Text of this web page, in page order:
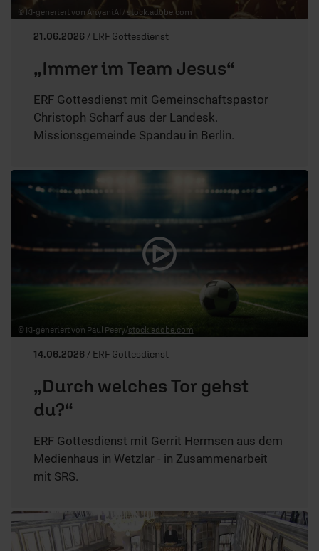
© KI-generiert von AriyaniAI /stock.adobe.com
21.06.2026 / ERF Gottesdienst
„Immer im Team Jesus“
ERF Gottesdienst mit Gemeinschaftspastor
Christoph Scharf aus der Landesk.
Missionsgemeinde Spandau in Berlin.
© KI-generiert von Paul Peery/stock.adobe.com
14.06.2026 / ERF Gottesdienst
„Durch welches Tor gehst
du?“
ERF Gottesdienst mit Gerrit Hermsen aus dem
Medienhaus in Wetzlar - in Zusammenarbeit
mit SRS.